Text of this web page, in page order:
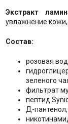
Экстракт
увлажнение
Состав:
розовая
зеленого
фильтрат
пептид
Д-пантенол,